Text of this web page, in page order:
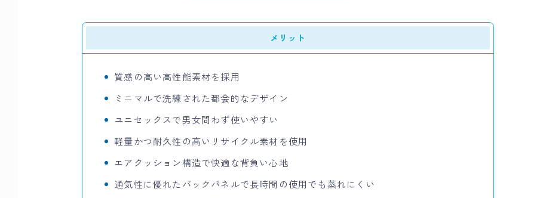
メリット
質感の高い高性能素材を採用
ミニマルで洗練された都会的なデザイン
ユニセックスで男女問わず使いやすい
軽量かつ耐久性の高いリサイクル素材を使用
エアクッション構造で快適な背負い心地
通気性に優れたバックパネルで長時間の使用でも蒸れにくい